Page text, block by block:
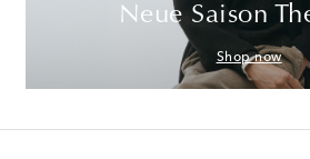
Neue Saison
Shop now